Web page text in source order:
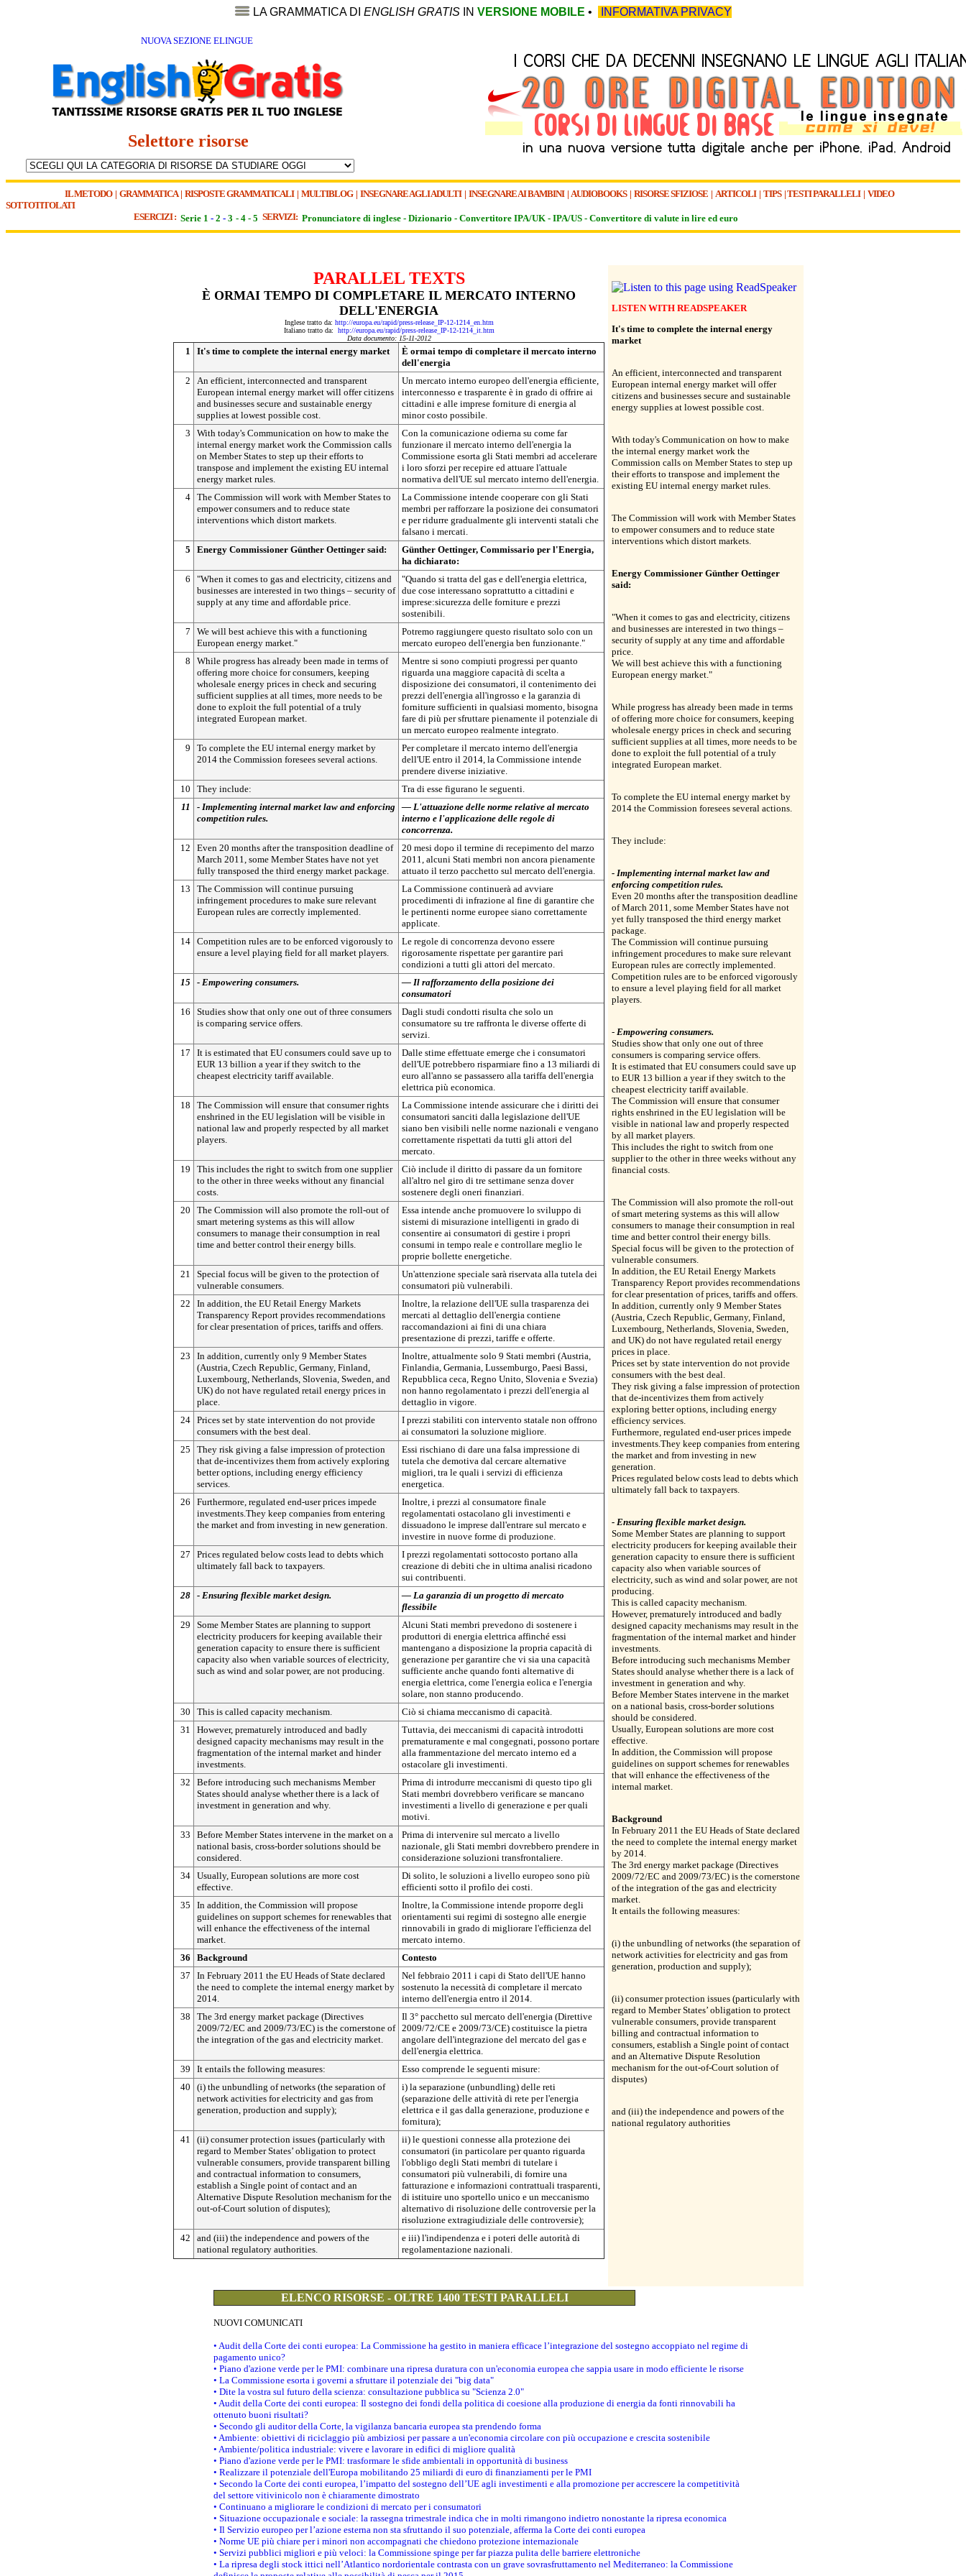
LA GRAMMATICA DI ENGLISH GRATIS IN VERSIONE MOBILE • INFORMATIVA PRIVACY
NUOVA SEZIONE ELINGUE
Selettore risorse
IL METODO| GRAMMATICA| RISPOSTE GRAMMATICALI| MULTIBLOG| INSEGNARE AGLI ADULTI | INSEGNARE AI BAMBINI| AUDIOBOOKS| RISORSE SFIZIOSE | ARTICOLI| TIPS|TESTI PARALLELI| VIDEO
SOTTOTITOLATI
ESERCIZI : Serie 1 - 2 - 3 - 4 - 5 SERVIZI: Pronunciatore di inglese - Dizionario - Convertitore IPA/UK - IPA/US - Convertitore di valute in lire ed euro
PARALLEL TEXTS
È ORMAI TEMPO DI COMPLETARE IL MERCATO INTERNO
DELL'ENERGIA
Inglese tratto da: http://europa.eu/rapid/press-release_IP-12-1214_en.htm
Italiano tratto da: http://europa.eu/rapid/press-release_IP-12-1214_it.htm
Data documento: 15-11-2012
1 It's time to complete the internal energy market
È ormai tempo di completare il mercato interno
dell'energia
2
An efficient, interconnected and transparent
European internal energy market will offer citizens
and businesses secure and sustainable energy
supplies at lowest possible cost.
Un mercato interno europeo dell'energia efficiente,
interconnesso e trasparente è in grado di offrire ai
cittadini e alle imprese forniture di energia al
minor costo possibile.
3
With today's Communication on how to make the
internal energy market work the Commission calls
on Member States to step up their efforts to
transpose and implement the existing EU internal
energy market rules.
Con la comunicazione odierna su come far
funzionare il mercato interno dell'energia la
Commissione esorta gli Stati membri ad accelerare
i loro sforzi per recepire ed attuare l'attuale
normativa dell'UE sul mercato interno dell'energia.
4 The Commission will work with Member States to
empower consumers and to reduce state
interventions which distort markets.
La Commissione intende cooperare con gli Stati
membri per rafforzare la posizione dei consumatori
e per ridurre gradualmente gli interventi statali che
falsano i mercati.
5
Energy Commissioner Günther Oettinger said:
Günther Oettinger, Commissario per l'Energia,
ha dichiarato:
6
"When it comes to gas and electricity, citizens and
businesses are interested in two things – security of
supply at any time and affordable price.
"Quando si tratta del gas e dell'energia elettrica,
due cose interessano soprattutto a cittadini e
imprese:sicurezza delle forniture e prezzi
sostenibili.
7
We will best achieve this with a functioning
European energy market."
Potremo raggiungere questo risultato solo con un
mercato europeo dell'energia ben funzionante."
8
While progress has already been made in terms of
offering more choice for consumers, keeping
wholesale energy prices in check and securing
sufficient supplies at all times, more needs to be
done to exploit the full potential of a truly
integrated European market.
Mentre si sono compiuti progressi per quanto
riguarda una maggiore capacità di scelta a
disposizione dei consumatori, il contenimento dei
prezzi dell'energia all'ingrosso e la garanzia di
forniture sufficienti in qualsiasi momento, bisogna
fare di più per sfruttare pienamente il potenziale di
un mercato europeo realmente integrato.
9
To complete the EU internal energy market by
2014 the Commission foresees several actions.
Per completare il mercato interno dell'energia
dell'UE entro il 2014, la Commissione intende
prendere diverse iniziative.
10
They include:
Tra di esse figurano le seguenti.
11
- Implementing internal market law and enforcing
competition rules.
— L'attuazione delle norme relative al mercato
interno e l'applicazione delle regole di
concorrenza.
12
Even 20 months after the transposition deadline of
March 2011, some Member States have not yet
fully transposed the third energy market package.
20 mesi dopo il termine di recepimento del marzo
2011, alcuni Stati membri non ancora pienamente
attuato il terzo pacchetto sul mercato dell'energia.
13
The Commission will continue pursuing
infringement procedures to make sure relevant
European rules are correctly implemented.
La Commissione continuerà ad avviare
procedimenti di infrazione al fine di garantire che
le pertinenti norme europee siano correttamente
applicate.
14 Competition rules are to be enforced vigorously to
ensure a level playing field for all market players.
Le regole di concorrenza devono essere
rigorosamente rispettate per garantire pari
condizioni a tutti gli attori del mercato.
15
- Empowering consumers.
— Il rafforzamento della posizione dei
consumatori
16
Studies show that only one out of three consumers
is comparing service offers.
Dagli studi condotti risulta che solo un
consumatore su tre raffronta le diverse offerte di
servizi.
17
It is estimated that EU consumers could save up to
EUR 13 billion a year if they switch to the
cheapest electricity tariff available.
Dalle stime effettuate emerge che i consumatori
dell'UE potrebbero risparmiare fino a 13 miliardi di
euro all'anno se passassero alla tariffa dell'energia
elettrica più economica.
18
The Commission will ensure that consumer rights
enshrined in the EU legislation will be visible in
national law and properly respected by all market
players.
La Commissione intende assicurare che i diritti dei
consumatori sanciti dalla legislazione dell'UE
siano ben visibili nelle norme nazionali e vengano
correttamente rispettati da tutti gli attori del
mercato.
19
This includes the right to switch from one supplier
to the other in three weeks without any financial
costs.
Ciò include il diritto di passare da un fornitore
all'altro nel giro di tre settimane senza dover
sostenere degli oneri finanziari.
20
The Commission will also promote the roll-out of
smart metering systems as this will allow
consumers to manage their consumption in real
time and better control their energy bills.
Essa intende anche promuovere lo sviluppo di
sistemi di misurazione intelligenti in grado di
consentire ai consumatori di gestire i propri
consumi in tempo reale e controllare meglio le
proprie bollette energetiche.
21
Special focus will be given to the protection of
vulnerable consumers.
Un'attenzione speciale sarà riservata alla tutela dei
consumatori più vulnerabili.
22
In addition, the EU Retail Energy Markets
Transparency Report provides recommendations
for clear presentation of prices, tariffs and offers.
Inoltre, la relazione dell'UE sulla trasparenza dei
mercati al dettaglio dell'energia contiene
raccomandazioni ai fini di una chiara
presentazione di prezzi, tariffe e offerte.
23
In addition, currently only 9 Member States
(Austria, Czech Republic, Germany, Finland,
Luxembourg, Netherlands, Slovenia, Sweden, and
UK) do not have regulated retail energy prices in
place.
Inoltre, attualmente solo 9 Stati membri (Austria,
Finlandia, Germania, Lussemburgo, Paesi Bassi,
Repubblica ceca, Regno Unito, Slovenia e Svezia)
non hanno regolamentato i prezzi dell'energia al
dettaglio in vigore.
24 Prices set by state intervention do not provide
consumers with the best deal.
I prezzi stabiliti con intervento statale non offrono
ai consumatori la soluzione migliore.
25
They risk giving a false impression of protection
that de-incentivizes them from actively exploring
better options, including energy efficiency
services.
Essi rischiano di dare una falsa impressione di
tutela che demotiva dal cercare alternative
migliori, tra le quali i servizi di efficienza
energetica.
26
Furthermore, regulated end-user prices impede
investments.They keep companies from entering
the market and from investing in new generation.
Inoltre, i prezzi al consumatore finale
regolamentati ostacolano gli investimenti e
dissuadono le imprese dall'entrare sul mercato e
investire in nuove forme di produzione.
27
Prices regulated below costs lead to debts which
ultimately fall back to taxpayers.
I prezzi regolamentati sottocosto portano alla
creazione di debiti che in ultima analisi ricadono
sui contribuenti.
28 - Ensuring flexible market design.
— La garanzia di un progetto di mercato
flessibile
29
Some Member States are planning to support
electricity producers for keeping available their
generation capacity to ensure there is sufficient
capacity also when variable sources of electricity,
such as wind and solar power, are not producing.
Alcuni Stati membri prevedono di sostenere i
produttori di energia elettrica affinché essi
mantengano a disposizione la propria capacità di
generazione per garantire che vi sia una capacità
sufficiente anche quando fonti alternative di
energia elettrica, come l'energia eolica e l'energia
solare, non stanno producendo.
30
This is called capacity mechanism.
Ciò si chiama meccanismo di capacità.
31
However, prematurely introduced and badly
designed capacity mechanisms may result in the
fragmentation of the internal market and hinder
investments.
Tuttavia, dei meccanismi di capacità introdotti
prematuramente e mal congegnati, possono portare
alla frammentazione del mercato interno ed a
ostacolare gli investimenti.
32
Before introducing such mechanisms Member
States should analyse whether there is a lack of
investment in generation and why.
Prima di introdurre meccanismi di questo tipo gli
Stati membri dovrebbero verificare se mancano
investimenti a livello di generazione e per quali
motivi.
33
Before Member States intervene in the market on a
national basis, cross-border solutions should be
considered.
Prima di intervenire sul mercato a livello
nazionale, gli Stati membri dovrebbero prendere in
considerazione soluzioni transfrontaliere.
34 Usually, European solutions are more cost
effective.
Di solito, le soluzioni a livello europeo sono più
efficienti sotto il profilo dei costi.
35
In addition, the Commission will propose
guidelines on support schemes for renewables that
will enhance the effectiveness of the internal
market.
Inoltre, la Commissione intende proporre degli
orientamenti sui regimi di sostegno alle energie
rinnovabili in grado di migliorare l'efficienza del
mercato interno.
36
Background
Contesto
37
In February 2011 the EU Heads of State declared
the need to complete the internal energy market by
2014.
Nel febbraio 2011 i capi di Stato dell'UE hanno
sostenuto la necessità di completare il mercato
interno dell'energia entro il 2014.
38
The 3rd energy market package (Directives
2009/72/EC and 2009/73/EC) is the cornerstone of
the integration of the gas and electricity market.
Il 3° pacchetto sul mercato dell'energia (Direttive
2009/72/CE e 2009/73/CE) costituisce la pietra
angolare dell'integrazione del mercato del gas e
dell'energia elettrica.
39
It entails the following measures:
Esso comprende le seguenti misure:
40
(i) the unbundling of networks (the separation of
network activities for electricity and gas from
generation, production and supply);
i) la separazione (unbundling) delle reti
(separazione delle attività di rete per l'energia
elettrica e il gas dalla generazione, produzione e
fornitura);
41
(ii) consumer protection issues (particularly with
regard to Member States’ obligation to protect
vulnerable consumers, provide transparent billing
and contractual information to consumers,
establish a Single point of contact and an
Alternative Dispute Resolution mechanism for the
out-of-Court solution of disputes);
ii) le questioni connesse alla protezione dei
consumatori (in particolare per quanto riguarda
l'obbligo degli Stati membri di tutelare i
consumatori più vulnerabili, di fornire una
fatturazione e informazioni contrattuali trasparenti,
di istituire uno sportello unico e un meccanismo
alternativo di risoluzione delle controversie per la
risoluzione extragiudiziale delle controversie);
42
and (iii) the independence and powers of the
national regulatory authorities.
e iii) l'indipendenza e i poteri delle autorità di
regolamentazione nazionali.
LISTEN WITH READSPEAKER
It's time to complete the internal energy
market
An efficient, interconnected and transparent
European internal energy market will offer
citizens and businesses secure and sustainable
energy supplies at lowest possible cost.
With today's Communication on how to make
the internal energy market work the
Commission calls on Member States to step up
their efforts to transpose and implement the
existing EU internal energy market rules.
The Commission will work with Member States
to empower consumers and to reduce state
interventions which distort markets.
Energy Commissioner Günther Oettinger
said:
"When it comes to gas and electricity, citizens
and businesses are interested in two things –
security of supply at any time and affordable
price.
We will best achieve this with a functioning
European energy market."
While progress has already been made in terms
of offering more choice for consumers, keeping
wholesale energy prices in check and securing
sufficient supplies at all times, more needs to be
done to exploit the full potential of a truly
integrated European market.
To complete the EU internal energy market by
2014 the Commission foresees several actions.
They include:
- Implementing internal market law and
enforcing competition rules.
Even 20 months after the transposition deadline
of March 2011, some Member States have not
yet fully transposed the third energy market
package.
The Commission will continue pursuing
infringement procedures to make sure relevant
European rules are correctly implemented.
Competition rules are to be enforced vigorously
to ensure a level playing field for all market
players.
- Empowering consumers.
Studies show that only one out of three
consumers is comparing service offers.
It is estimated that EU consumers could save up
to EUR 13 billion a year if they switch to the
cheapest electricity tariff available.
The Commission will ensure that consumer
rights enshrined in the EU legislation will be
visible in national law and properly respected
by all market players.
This includes the right to switch from one
supplier to the other in three weeks without any
financial costs.
The Commission will also promote the roll-out
of smart metering systems as this will allow
consumers to manage their consumption in real
time and better control their energy bills.
Special focus will be given to the protection of
vulnerable consumers.
In addition, the EU Retail Energy Markets
Transparency Report provides recommendations
for clear presentation of prices, tariffs and offers.
In addition, currently only 9 Member States
(Austria, Czech Republic, Germany, Finland,
Luxembourg, Netherlands, Slovenia, Sweden,
and UK) do not have regulated retail energy
prices in place.
Prices set by state intervention do not provide
consumers with the best deal.
They risk giving a false impression of protection
that de-incentivizes them from actively
exploring better options, including energy
efficiency services.
Furthermore, regulated end-user prices impede
investments.They keep companies from entering
the market and from investing in new
generation.
Prices regulated below costs lead to debts which
ultimately fall back to taxpayers.
- Ensuring flexible market design.
Some Member States are planning to support
electricity producers for keeping available their
generation capacity to ensure there is sufficient
capacity also when variable sources of
electricity, such as wind and solar power, are not
producing.
This is called capacity mechanism.
However, prematurely introduced and badly
designed capacity mechanisms may result in the
fragmentation of the internal market and hinder
investments.
Before introducing such mechanisms Member
States should analyse whether there is a lack of
investment in generation and why.
Before Member States intervene in the market
on a national basis, cross-border solutions
should be considered.
Usually, European solutions are more cost
effective.
In addition, the Commission will propose
guidelines on support schemes for renewables
that will enhance the effectiveness of the
internal market.
Background
In February 2011 the EU Heads of State declared
the need to complete the internal energy market
by 2014.
The 3rd energy market package (Directives
2009/72/EC and 2009/73/EC) is the cornerstone
of the integration of the gas and electricity
market.
It entails the following measures:
(i) the unbundling of networks (the separation of
network activities for electricity and gas from
generation, production and supply);
(ii) consumer protection issues (particularly with
regard to Member States’ obligation to protect
vulnerable consumers, provide transparent
billing and contractual information to
consumers, establish a Single point of contact
and an Alternative Dispute Resolution
mechanism for the out-of-Court solution of
disputes)
and (iii) the independence and powers of the
national regulatory authorities
ELENCO RISORSE - OLTRE 1400 TESTI PARALLELI
NUOVI COMUNICATI
• Audit della Corte dei conti europea: La Commissione ha gestito in maniera efficace l’integrazione del sostegno accoppiato nel regime di
pagamento unico?
• Piano d'azione verde per le PMI: combinare una ripresa duratura con un'economia europea che sappia usare in modo efficiente le risorse
• La Commissione esorta i governi a sfruttare il potenziale dei "big data"
• Dite la vostra sul futuro della scienza: consultazione pubblica su "Scienza 2.0"
• Audit della Corte dei conti europea: Il sostegno dei fondi della politica di coesione alla produzione di energia da fonti rinnovabili ha
ottenuto buoni risultati?
• Secondo gli auditor della Corte, la vigilanza bancaria europea sta prendendo forma
• Ambiente: obiettivi di riciclaggio più ambiziosi per passare a un'economia circolare con più occupazione e crescita sostenibile
• Ambiente/politica industriale: vivere e lavorare in edifici di migliore qualità
• Piano d'azione verde per le PMI: trasformare le sfide ambientali in opportunità di business
• Realizzare il potenziale dell'Europa mobilitando 25 miliardi di euro di finanziamenti per le PMI
• Secondo la Corte dei conti europea, l’impatto del sostegno dell’UE agli investimenti e alla promozione per accrescere la competitività
del settore vitivinicolo non è chiaramente dimostrato
• Continuano a migliorare le condizioni di mercato per i consumatori
• Situazione occupazionale e sociale: la rassegna trimestrale indica che in molti rimangono indietro nonostante la ripresa economica
• Il Servizio europeo per l’azione esterna non sta sfruttando il suo potenziale, afferma la Corte dei conti europea
• Norme UE più chiare per i minori non accompagnati che chiedono protezione internazionale
• Servizi pubblici migliori e più veloci: la Commissione spinge per far piazza pulita delle barriere elettroniche
• La ripresa degli stock ittici nell’Atlantico nordorientale contrasta con un grave sovrasfruttamento nel Mediterraneo: la Commissione